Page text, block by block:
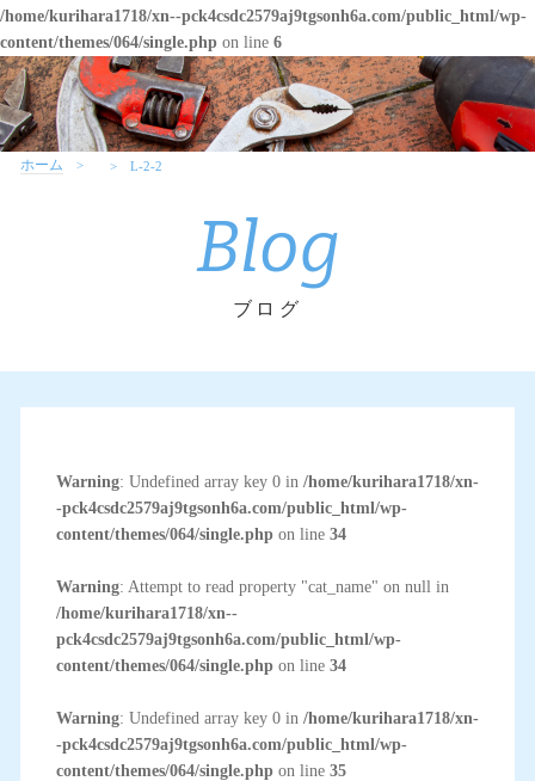
/home/kurihara1718/xn--pck4csdc2579aj9tgsonh6a.com/public_html/wp-
content/themes/064/single.php on line 6
ホーム L-2-2
Blog
ブログ
Warning: Undefined array key 0 in /home/kurihara1718/xn-
-pck4csdc2579aj9tgsonh6a.com/public_html/wp-
content/themes/064/single.phpon line 34
Warning: Attempt to read property "cat_name" on null in
/home/kurihara1718/xn--
pck4csdc2579aj9tgsonh6a.com/public_html/wp-
content/themes/064/single.phpon line 34
Warning: Undefined array key 0 in /home/kurihara1718/xn-
-pck4csdc2579aj9tgsonh6a.com/public_html/wp-
content/themes/064/single.phpon line 35